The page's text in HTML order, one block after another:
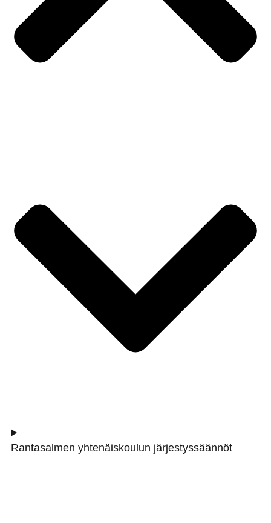
Rantasalmen yhtenäiskoulun järjestyssäännöt